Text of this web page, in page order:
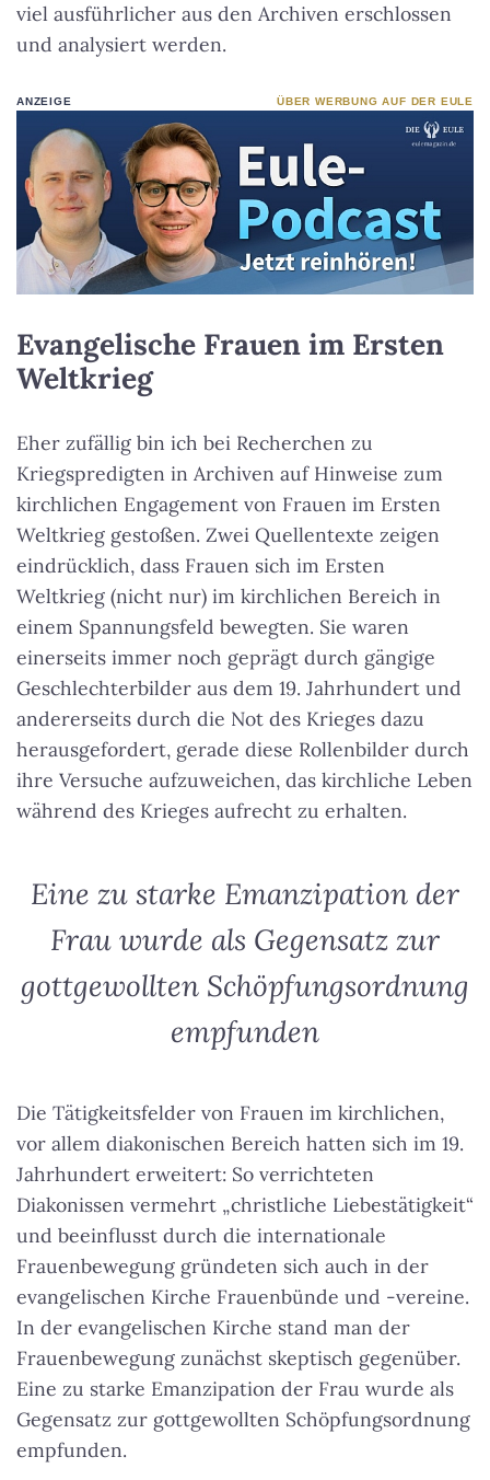
viel ausführlicher aus den Archiven erschlossen
und analysiert werden.
ANZEIGE ÜBER WERBUNG AUF DER EULE
Evangelische Frauen im Ersten
Weltkrieg
Eher zufällig bin ich bei Recherchen zu
Kriegspredigten in Archiven auf Hinweise zum
kirchlichen Engagement von Frauen im Ersten
Weltkrieg gestoßen. Zwei Quellentexte zeigen
eindrücklich, dass Frauen sich im Ersten
Weltkrieg (nicht nur) im kirchlichen Bereich in
einem Spannungsfeld bewegten. Sie waren
einerseits immer noch geprägt durch gängige
Geschlechterbilder aus dem 19. Jahrhundert und
andererseits durch die Not des Krieges dazu
herausgefordert, gerade diese Rollenbilder durch
ihre Versuche aufzuweichen, das kirchliche Leben
während des Krieges aufrecht zu erhalten.
Eine zu starke Emanzipation der
Frau wurde als Gegensatz zur
gottgewollten Schöpfungsordnung
empfunden
Die Tätigkeitsfelder von Frauen im kirchlichen,
vor allem diakonischen Bereich hatten sich im 19.
Jahrhundert erweitert: So verrichteten
Diakonissen vermehrt „christliche Liebestätigkeit“
und beeinflusst durch die internationale
Frauenbewegung gründeten sich auch in der
evangelischen Kirche Frauenbünde und -vereine.
In der evangelischen Kirche stand man der
Frauenbewegung zunächst skeptisch gegenüber.
Eine zu starke Emanzipation der Frau wurde als
Gegensatz zur gottgewollten Schöpfungsordnung
empfunden.